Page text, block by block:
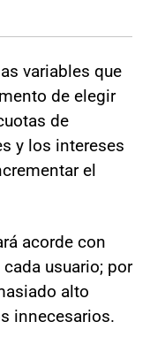
variables que
de elegir
de
y los intereses
el
acorde con
usuario; por
alto
innecesarios.